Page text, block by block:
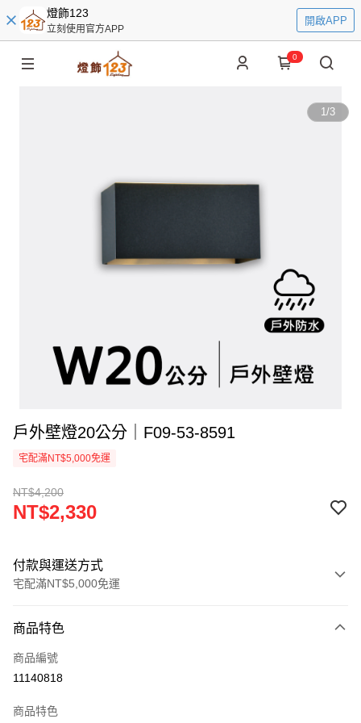
燈飾123
立刻使用官方APP
開啟APP
0
1/3
戶外壁燈20公分｜F09-53-8591
宅配滿NT$5,000免運
NT$4,200
NT$2,330
付款與運送方式
宅配滿NT$5,000免運
信用卡一次付款
LINE Pay
商品特色
商品編號
11140818
商品特色